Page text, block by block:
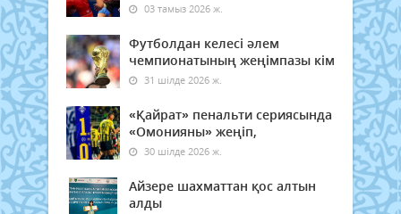
03 тамыз 2026 ж.
Футболдан келесі әлем
чемпионатының жеңімпазы кім
31 шілде 2026 ж.
«Қайрат» пенальти сериясында
«Омонияны» жеңіп,
30 шілде 2026 ж.
Айзере шахматтан қос алтын
алды